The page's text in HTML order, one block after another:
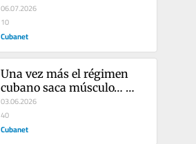
Cuba y EE. UU.
06.07.2026
10
Cubanet
Una vez más el régimen
cubano saca músculo…
contra el pueblo
03.06.2026
40
Cubanet